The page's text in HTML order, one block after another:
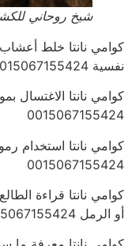
شيخ روحاني
كوامي نانتا خلط
نفسية 0015067155424
كوامي نانتا الاغتسال
0015067155424
كوامي نانتا استخدام
0015067155424
كوامي نانتا قراءة
أو الرمل 0015067155424